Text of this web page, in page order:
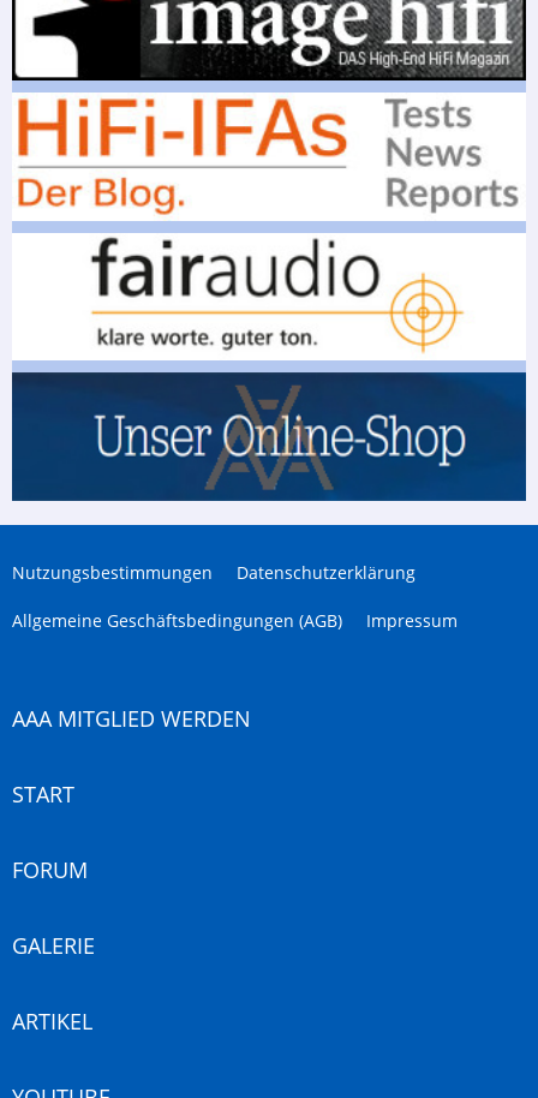
Nutzungsbestimmungen Datenschutzerklärung
Allgemeine Geschäftsbedingungen (AGB) Impressum
AAA MITGLIED WERDEN
START
FORUM
GALERIE
ARTIKEL